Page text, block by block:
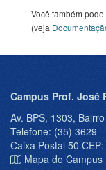
Você também
(veja
Campus Prof. José
Av. BPS, 1303,
Telefone: (35) 3629
Caixa Postal 50
Mapa do Campus